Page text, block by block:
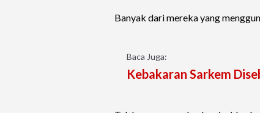
Banyak dari mereka yang
Baca Juga:
Kebakaran Sarkem